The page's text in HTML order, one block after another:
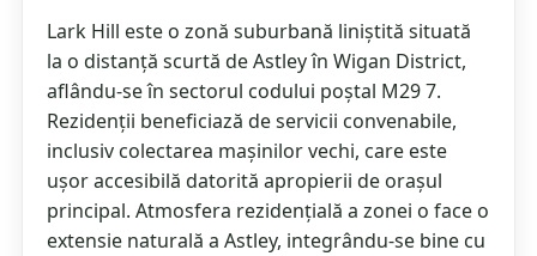
Lark Hill este o zonă suburbană liniștită situată
la o distanță scurtă de Astley în Wigan District,
aflându-se în sectorul codului poștal M29 7.
Rezidenții beneficiază de servicii convenabile,
inclusiv colectarea mașinilor vechi, care este
ușor accesibilă datorită apropierii de orașul
principal. Atmosfera rezidențială a zonei o face o
extensie naturală a Astley, integrându-se bine cu